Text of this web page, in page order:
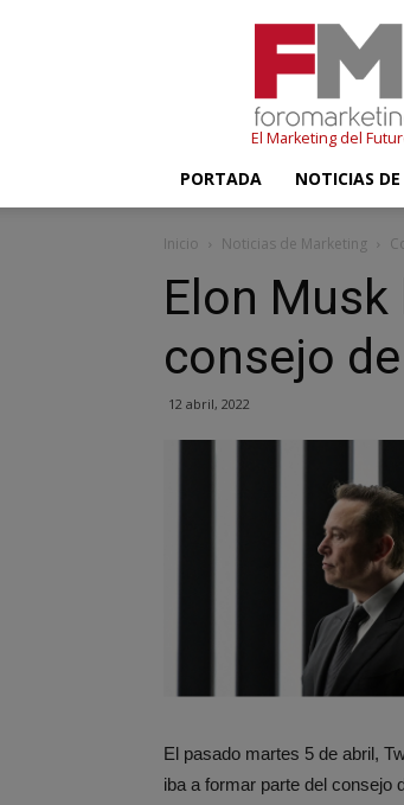
El Marketing del
PORTADA NOTICIAS
Inicio Noticias de Marketing
Elon Musk
consejo
12 abril, 2022
El pasado martes 5 de abril,
iba a formar parte del consejo